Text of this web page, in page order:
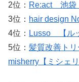
2位： Re:act 池袋
3位： hair design
4位： Lusso 【ル
5位： 髪質改善ト
misherry【ミシェリ